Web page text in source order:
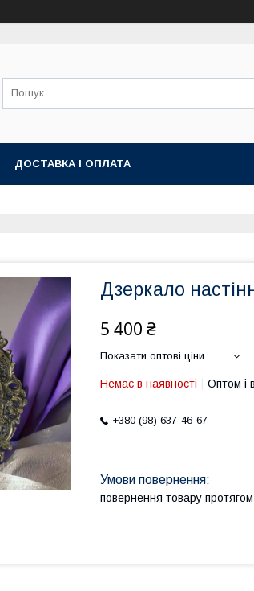
ДОСТАВКА І ОПЛАТА
Дзеркало
5 400 ₴
Показати оптові ціни
Немає в наявності Оптом і
+380 (98) 637-46-67
повернення товару